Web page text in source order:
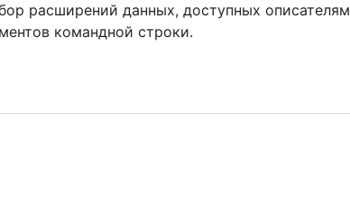
расширений данных, доступных описателям
командной строки.